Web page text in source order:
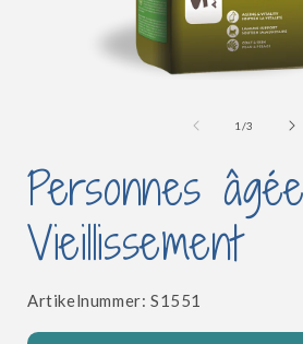
une
fenêtre
modale
1 /de
3
Personnes
Vieillissement
Artikelnummer: SKU:
S1551